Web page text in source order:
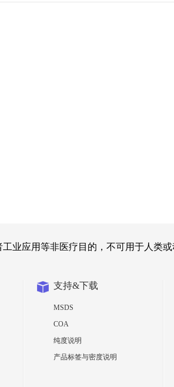
业应用等非医疗目的，不可用于人类
支持&下载
MSDS
COA
纯度说明
产品标签与密度说明